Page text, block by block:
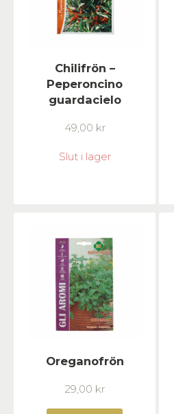
Chilifrön –
Peperoncino
guardacielo
49,00 kr
Slut i lager
Oreganofrön
29,00 kr